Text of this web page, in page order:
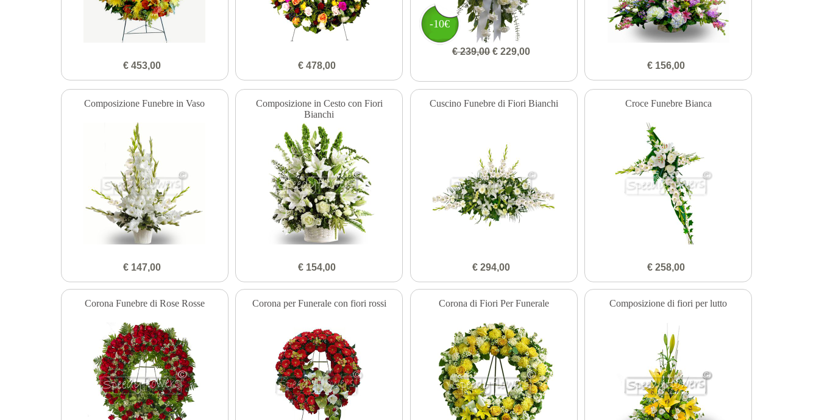
€ 453,00 € 478,00
-10€
€ 239,00€ 229,00
€ 156,00
Composizione Funebre in Vaso
€ 147,00
Composizione in Cesto con Fiori
Bianchi
€ 154,00
Cuscino Funebre di Fiori Bianchi
€ 294,00
Croce Funebre Bianca
€ 258,00
Corona Funebre di Rose Rosse Corona per Funerale con fiori rossi Corona di Fiori Per Funerale Composizione di fiori per lutto